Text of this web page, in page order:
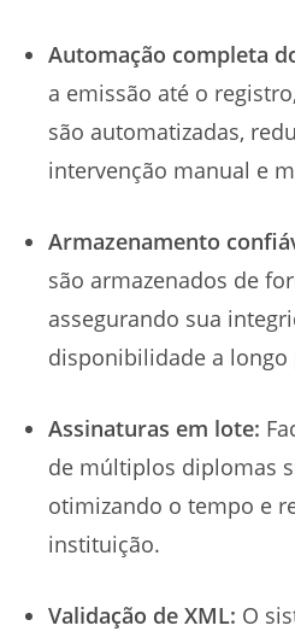
Automação completa
a emissão até o
são automatizadas,
intervenção manual e
Armazenamento
são armazenados de
assegurando sua
disponibilidade a longo
Assinaturas em lote:
de múltiplos diplomas
otimizando o tempo e
instituição.
Validação de XML: O